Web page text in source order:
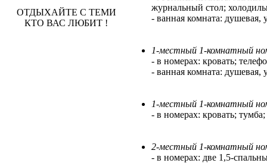
ОТДЫХАЙТЕ С ТЕМИ
КТО ВАС ЛЮБИТ !
журнальный стол;
- ванная комната: душевая,
1-местный 1-комнатный
- в номерах: кровать;
- ванная комната: душевая,
1-местный 1-комнатный
- в номерах: кровать;
2-местный 1-комнатный
- в номерах: две 1,5-